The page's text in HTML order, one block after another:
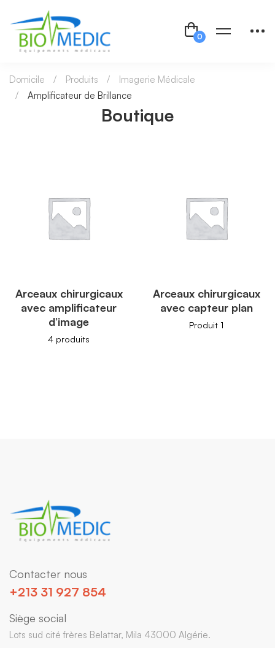
Boutique
Domicile Produits
Imagerie Médicale
Amplificateur de Brillance
Arceaux chirurgicaux
avec amplificateur
d’image
4 produits
Arceaux chirurgicaux
avec capteur plan
Produit 1
Contacter nous
+213 31 927 854
Siège social
Lots sud cité frères Belattar, Mila 43000 Algérie.